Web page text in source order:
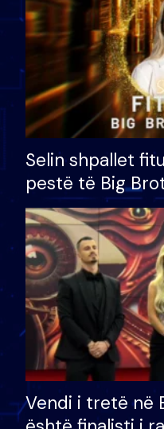
Selin shpallet
pestë të Big
çmimin e madh
Vendi i tretë në